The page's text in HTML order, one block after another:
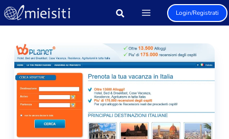
Vai
al
contenuto
Login/Registrati